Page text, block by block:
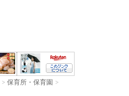
> 保育所・保育園 >